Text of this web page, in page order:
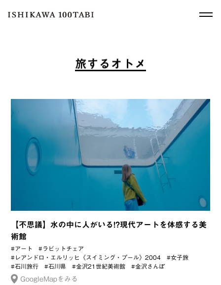
旅 す る オ ト メ
【不思議】水の中に人がいる!?現代アートを体感する美
術館
#アート
#ラビットチェア
#レアンドロ・エルリッヒ《スイミング・プール》2004
#女子旅
#石川旅行
#石川県 #金沢21世紀美術館 #金沢さんぽ
GoogleMapをみる